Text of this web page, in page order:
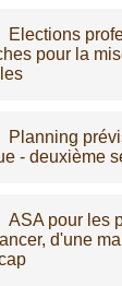
Elections
pour la
Planning
- deuxième
ASA pour les
d'une